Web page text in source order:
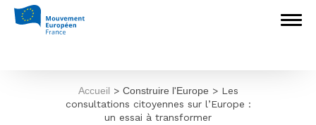
Accueil > Construire l'Europe > Les
consultations citoyennes sur l’Europe :
un essai à transformer